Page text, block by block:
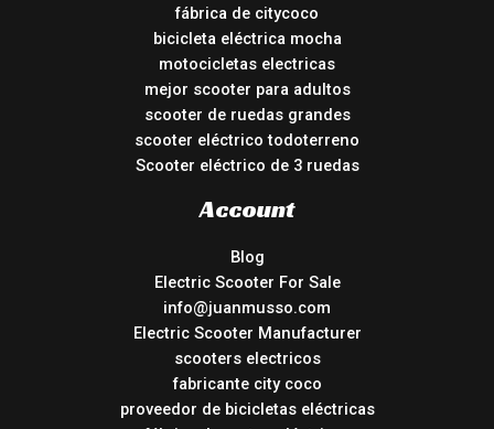
fábrica de citycoco
bicicleta eléctrica mocha
motocicletas electricas
mejor scooter para adultos
scooter de ruedas grandes
scooter eléctrico todoterreno
Scooter eléctrico de 3 ruedas
Account
Blog
Electric Scooter For Sale
info@juanmusso.com
Electric Scooter Manufacturer
scooters electricos
fabricante city coco
proveedor de bicicletas eléctricas